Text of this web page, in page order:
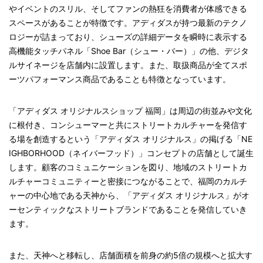
やイベントのスリル、そしてファンの熱狂を消費者が体感できる
スペースがあることが特徴です。アディダスが持つ最新のテクノ
ロジーが詰まっており、シューズの詳細データを瞬時に表示する
高機能タッチパネル「Shoe Bar（シュー・バー）」の他、デジタ
ルサイネージを店舗内に設置します。また、取扱商品が全てスポ
ーツパフォーマンス商品であることも特徴となっています。
「アディダス オリジナルスショップ 福岡」は周辺の街並みや文化
に根付き、コンシューマーと共にストリートカルチャーを発信す
る場を創造するという「アディダス オリジナルス」の掲げる「NE
IGHBORHOOD（ネイバーフッド）」コンセプトの店舗として誕生
します。顧客のコミュニケーションを図り、地域のストリートカ
ルチャーコミュニティーと密接につながることで、福岡のカルチ
ャーの中心地である天神から、「アディダス オリジナルス」がオ
ーセンティックなストリートブランドであることを発信していき
ます。
また、天神へと移転し、店舗面積を前身の約5倍の規模へと拡大す